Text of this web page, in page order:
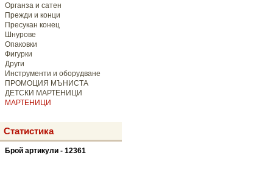
Органза и сатен
Прежди и конци
Пресукан конец
Шнурове
Опаковки
Фигурки
Други
Инструменти и оборудване
ПРОМОЦИЯ МЪНИСТА
ДЕТСКИ МАРТЕНИЦИ
МАРТЕНИЦИ
Статистика
Брой артикули - 12361